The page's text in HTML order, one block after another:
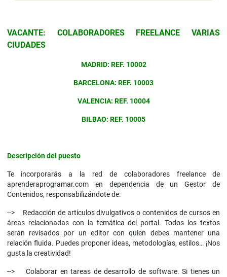
VACANTE: COLABORADORES FREELANCE VARIAS
CIUDADES
MADRID: REF. 10002
BARCELONA: REF. 10003
VALENCIA: REF. 10004
BILBAO: REF. 10005
Descripción del puesto
Te incorporarás a la red de colaboradores freelance de
aprenderaprogramar.com en dependencia de un Gestor de
Contenidos, responsabilizándote de:
--> Redacción de artículos divulgativos o contenidos de cursos en
áreas relacionadas con la temática del portal. Todos los textos
serán revisados por un editor con quien debes mantener una
relación fluida. Puedes proponer ideas, metodologías, estilos… ¡Nos
gusta la creatividad!
--> Colaborar en tareas de desarrollo de software. Si tienes un